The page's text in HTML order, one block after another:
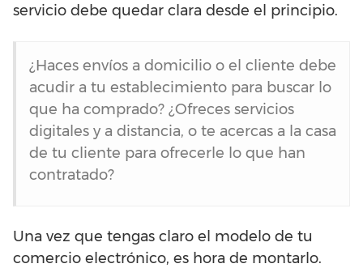
servicio debe quedar clara desde el principio.
¿Haces envíos a domicilio o el cliente debe
acudir a tu establecimiento para buscar lo
que ha comprado? ¿Ofreces servicios
digitales y a distancia, o te acercas a la casa
de tu cliente para ofrecerle lo que han
contratado?
Una vez que tengas claro el modelo de tu
comercio electrónico, es hora de montarlo.